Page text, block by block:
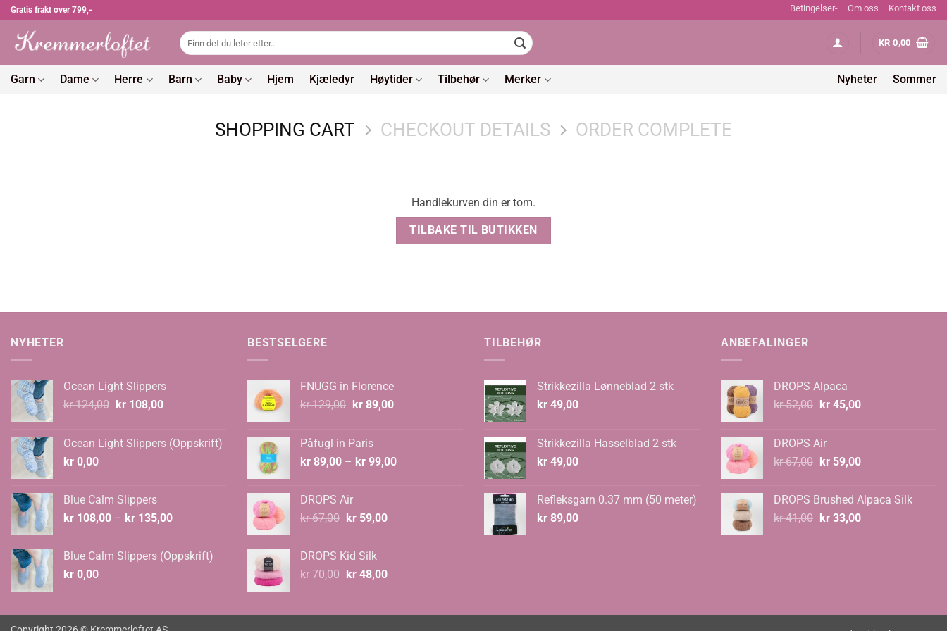
Skip
content
Gratis frakt over 799,- Betingelser- Om oss Kontakt oss
Søk
etter:
KR 0,00
Garn Dame Herre Barn Baby Hjem Kjæledyr Høytider Tilbehør Merker Nyheter Sommer
SHOPPING CART CHECKOUT DETAILS ORDER COMPLETE
Handlekurven din er tom.
TILBAKE TIL BUTIKKEN
NYHETER
Ocean Light Slippers
kr124,00 Opprinnelig
kr 124,00.
kr108,00Nåværende
kr 108,00.
Ocean Light Slippers (Oppskrift)
kr 0,00
Blue Calm Slippers
kr 108,00 – kr 135,00Prisområde:
kr 135,00
Blue Calm Slippers (Oppskrift)
kr 0,00
BESTSELGERE
FNUGG in Florence
kr129,00 Opprinnelig
kr 129,00.
kr89,00Nåværende
Påfugl in Paris
kr 89,00 – kr 99,00Prisområde:
DROPS Air
kr67,00 Opprinnelig
kr 67,00.
kr59,00Nåværende
DROPS Kid Silk
kr70,00 Opprinnelig
kr 70,00.
kr48,00Nåværende
kr 48,00.
TILBEHØR
Strikkezilla Lønneblad 2 stk
kr 49,00
Strikkezilla Hasselblad 2 stk
kr 49,00
Refleksgarn 0.37 mm (50 meter)
kr 89,00
ANBEFALINGER
DROPS Alpaca
kr52,00 Opprinnelig
kr 52,00.
kr45,00Nåværende
DROPS Air
kr67,00 Opprinnelig
kr 67,00.
kr59,00Nåværende
kr 59,00.
DROPS Brushed Alpaca Silk
kr41,00 Opprinnelig
kr33,00Nåværende